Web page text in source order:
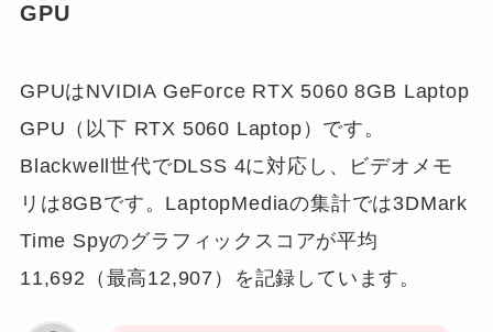
GPU
GPUはNVIDIA GeForce RTX 5060 8GB Laptop
GPU（以下 RTX 5060 Laptop）です。
Blackwell世代でDLSS 4に対応し、ビデオメモ
リは8GBです。LaptopMediaの集計では3DMark
Time Spyのグラフィックスコアが平均
11,692（最高12,907）を記録しています。